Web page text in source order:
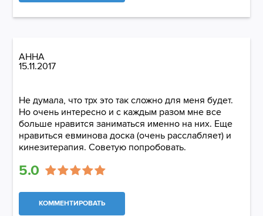
АННА
15.11.2017
Не думала, что трх это так сложно для меня будет.
Но очень интересно и с каждым разом мне все
больше нравится заниматься именно на них. Еще
нравиться евминова доска (очень расслабляет) и
кинезитерапия. Советую попробовать.
5.0
КОММЕНТИРОВАТЬ